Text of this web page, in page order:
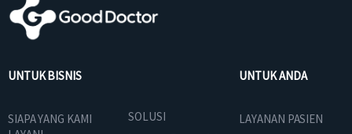
UNTUK BISNIS
SIAPA YANG KAMI
SOLUSI
UNTUK ANDA
LAYANAN PASIEN